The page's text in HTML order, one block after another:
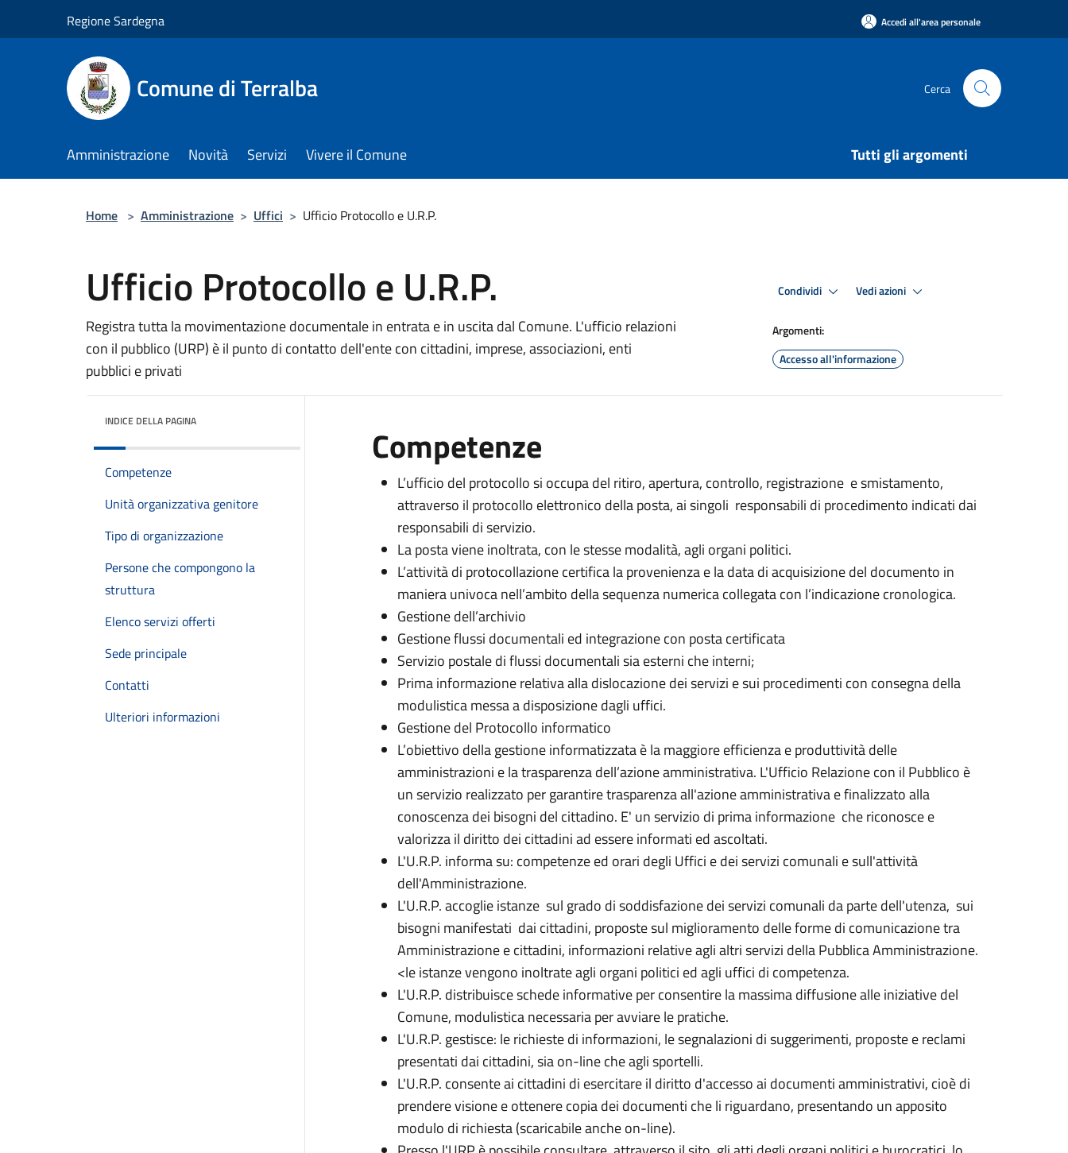
Regione Sardegna Accedi all'area personale
Comune di Terralba Cerca
Amministrazione Novità Servizi Vivere il Comune Tutti gli argomenti
Home > Amministrazione > Uffici > Ufficio Protocollo e U.R.P.
Ufficio Protocollo e U.R.P.
Registra tutta la movimentazione documentale in entrata e in uscita dal Comune. L'ufficio relazioni
con il pubblico (URP) è il punto di contatto dell'ente con cittadini, imprese, associazioni, enti
pubblici e privati
Condividi Vedi azioni
Argomenti:
Accesso all'informazione
INDICE DELLA PAGINA
Competenze
Unità organizzativa genitore
Tipo di organizzazione
Persone che compongono la
struttura
Elenco servizi offerti
Sede principale
Contatti
Ulteriori informazioni
Competenze
L’ufficio del protocollo si occupa del ritiro, apertura, controllo, registrazione e smistamento,
attraverso il protocollo elettronico della posta, ai singoli responsabili di procedimento indicati dai
responsabili di servizio.
La posta viene inoltrata, con le stesse modalità, agli organi politici.
L’attività di protocollazione certifica la provenienza e la data di acquisizione del documento in
maniera univoca nell’ambito della sequenza numerica collegata con l’indicazione cronologica.
Gestione dell’archivio
Gestione flussi documentali ed integrazione con posta certificata
Servizio postale di flussi documentali sia esterni che interni;
Prima informazione relativa alla dislocazione dei servizi e sui procedimenti con consegna della
modulistica messa a disposizione dagli uffici.
Gestione del Protocollo informatico
L’obiettivo della gestione informatizzata è la maggiore efficienza e produttività delle
amministrazioni e la trasparenza dell’azione amministrativa. L'Ufficio Relazione con il Pubblico è
un servizio realizzato per garantire trasparenza all'azione amministrativa e finalizzato alla
conoscenza dei bisogni del cittadino. E' un servizio di prima informazione che riconosce e
valorizza il diritto dei cittadini ad essere informati ed ascoltati.
L'U.R.P. informa su: competenze ed orari degli Uffici e dei servizi comunali e sull'attività
dell'Amministrazione.
L'U.R.P. accoglie istanze sul grado di soddisfazione dei servizi comunali da parte dell'utenza, sui
bisogni manifestati dai cittadini, proposte sul miglioramento delle forme di comunicazione tra
Amministrazione e cittadini, informazioni relative agli altri servizi della Pubblica Amministrazione.
<le istanze vengono inoltrate agli organi politici ed agli uffici di competenza.
L'U.R.P. distribuisce schede informative per consentire la massima diffusione alle iniziative del
Comune, modulistica necessaria per avviare le pratiche.
L'U.R.P. gestisce: le richieste di informazioni, le segnalazioni di suggerimenti, proposte e reclami
presentati dai cittadini, sia on-line che agli sportelli.
L'U.R.P. consente ai cittadini di esercitare il diritto d'accesso ai documenti amministrativi, cioè di
prendere visione e ottenere copia dei documenti che li riguardano, presentando un apposito
modulo di richiesta (scaricabile anche on-line).